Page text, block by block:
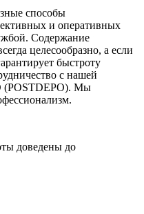
способы
и оперативных
Содержание
целесообразно, а если
быстроту
с нашей
Мы
доведены до